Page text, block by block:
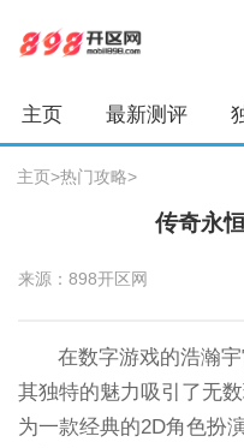
主页 最新测评
主页>热门攻略>
传奇永
来源：898开区网
在数字游戏的浩瀚
其独特的魅力吸引了无
为一款经典的2D角色扮